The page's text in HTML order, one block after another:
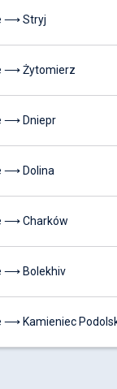
⟶ Stryj
⟶ Żytomierz
⟶ Dniepr
⟶ Dolina
⟶ Charków
⟶ Bolekhiv
⟶ Kamieniec